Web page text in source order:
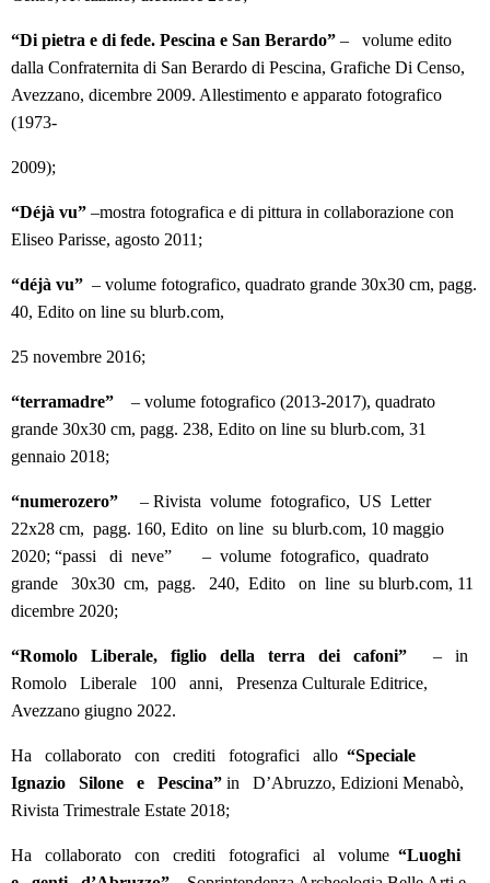
“Di pietra e di fede. Pescina e San Berardo” – volume edito
dalla Confraternita di San Berardo di Pescina, Grafiche Di Censo,
Avezzano, dicembre 2009. Allestimento e apparato fotografico
(1973-
2009);
“Déjà vu” –mostra fotografica e di pittura in collaborazione con
Eliseo Parisse, agosto 2011;
“déjà vu” – volume fotografico, quadrato grande 30x30 cm, pagg.
40, Edito on line su blurb.com,
25 novembre 2016;
“terramadre” – volume fotografico (2013-2017), quadrato
grande 30x30 cm, pagg. 238, Edito on line su blurb.com, 31
gennaio 2018;
“numerozero” – Rivista volume fotografico, US Letter
22x28 cm, pagg. 160, Edito on line su blurb.com, 10 maggio
2020; “passi di neve” – volume fotografico, quadrato
grande 30x30 cm, pagg. 240, Edito on line su blurb.com, 11
dicembre 2020;
“Romolo Liberale, figlio della terra dei cafoni” – in
Romolo Liberale 100 anni, Presenza Culturale Editrice,
Avezzano giugno 2022.
Ha collaborato con crediti fotografici allo “Speciale
Ignazio Silone e Pescina” in D’Abruzzo, Edizioni Menabò,
Rivista Trimestrale Estate 2018;
Ha collaborato con crediti fotografici al volume “Luoghi